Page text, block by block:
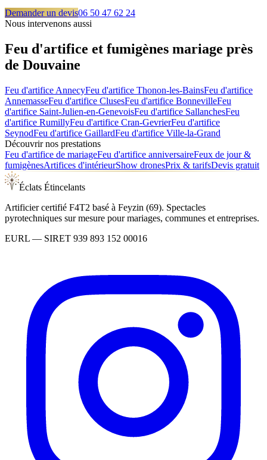
Demander un devis06 50 47 62 24
Nous intervenons aussi
Feu d'artifice et fumigènes mariage près
de Douvaine
Feu d'artifice AnnecyFeu d'artifice Thonon-les-BainsFeu d'artifice
AnnemasseFeu d'artifice ClusesFeu d'artifice BonnevilleFeu
d'artifice Saint-Julien-en-GenevoisFeu d'artifice SallanchesFeu
d'artifice RumillyFeu d'artifice Cran-GevrierFeu d'artifice
SeynodFeu d'artifice GaillardFeu d'artifice Ville-la-Grand
Découvrir nos prestations
Feu d'artifice de mariageFeu d'artifice anniversaireFeux de jour &
fumigènesArtifices d'intérieurShow dronesPrix & tarifsDevis gratuit
Éclats Étincelants
Artificier certifié F4T2 basé à Feyzin (69). Spectacles
pyrotechniques sur mesure pour mariages, communes et entreprises.
EURL — SIRET 939 893 152 00016